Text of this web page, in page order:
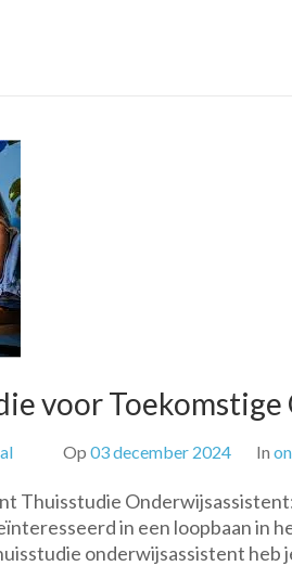
voor
Op 03 december 2024 In
Thuisstudie
in een loopbaan in
onderwijsassistent heb